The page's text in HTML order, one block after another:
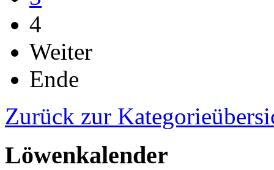
4
Weiter
Ende
Zurück zur
Löwenkalender